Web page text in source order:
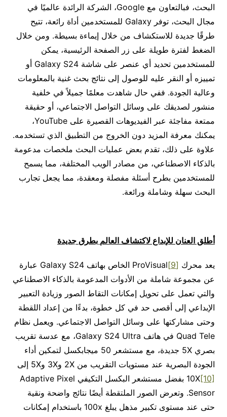
البحث، فبالتعاون مع Google، الشركة الرائدة عالميًا في
مجال البحث، توفر Galaxy للمستخدمين أداة رائعة، تتيح
طرقًا جديدة للاستكشاف من خلال إيماءة بسيطة. ومن خلال
الضغط لفترة طويلة على زر الصفحة الرئيسية، يمكن
للمستخدمين تحديد أي عنصر على شاشة Galaxy S24 أو
تمييزه أو النقر عليه للوصول إلى نتائج بحث غنية بالمعلومات
وعالية الجودة. ففي حال شاهدت معلمًا جميلاً في خلفية
منشور لصديقك على وسائل التواصل الاجتماعي، أو حقيقة
ممتعة مفاجئة عبر الفيديوهات القصيرة على YouTube،
يمكنك معرفة المزيد دون الخروج من التطبيق الذي تستخدمه.
علاوة على ذلك، تقدم بعض عمليات البحث ملخصات مدعومة
بالذكاء الاصطناعي، من مصادر الويب المختلفة، مما يسمح
للمستخدمين بطرح أسئلة مفصلة ومعقدة، مما يجعل تجارب
البحث سهلة وشاملة ورائعة.
أطلق العنان للإبداع لاكتشاف العالم بطرق جديدة
يعد محرك [9]
ProVisual الخاص بهاتف Galaxy S24 عبارة
عن مجموعة شاملة من الأدوات المدعومة بالذكاء الاصطناعي
والتي تعمل على تحويل إمكانات التقاط الصور وزيادة التعبير
الإبداعي إلى أقصى حد في كل خطوة، بدءًا من إعداد اللقطة
وحتى مشاركتها على وسائل التواصل الاجتماعي. ويعمل نظام
Quad Tele في هاتف Galaxy S24 Ultra، مع عدسة تقريب
بصري 5X جديدة، مع مستشعر 50 ميجابكسل لتمكين أداء
الجودة البصرية عند مستويات التقريب من 2X و3X و5X إلى
10X[10]
بفضل مستشعر البكسل التكيفي Adaptive Pixel
Sensor. وتعرض الصور الملتقطة أيضًا نتائج واضحة ونقية
حتى عند مستوى تكبير مذهل يبلغ 100x باستخدام إمكانات